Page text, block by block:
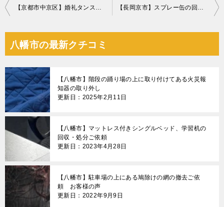
投
ビ
ゲ
ー
シ
ョ
ン
【京都市中京区】婚礼タンスの回収・処分ご依頼 お客様の声 【長岡京市】スプレー缶の回収・処分ご依頼 お客様の声
八幡市の最新クチコミ
【八幡市】階段の踊り場の上に取り付けてある火災報
知器の取り外し
更新日：2025年2月11日
【八幡市】マットレス付きシングルベッド、学習机の
回収・処分ご依頼
更新日：2023年4月28日
【八幡市】駐車場の上にある鳩除けの網の撤去ご依
頼 お客様の声
更新日：2022年9月9日